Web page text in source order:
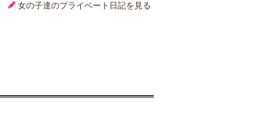
女の子達のプライベート日記を見る